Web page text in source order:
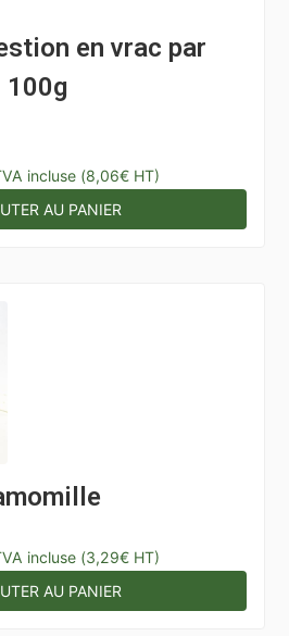
en vrac par
100g
incluse (8,06€HT)
AU PANIER
incluse (3,29€HT)
AU PANIER